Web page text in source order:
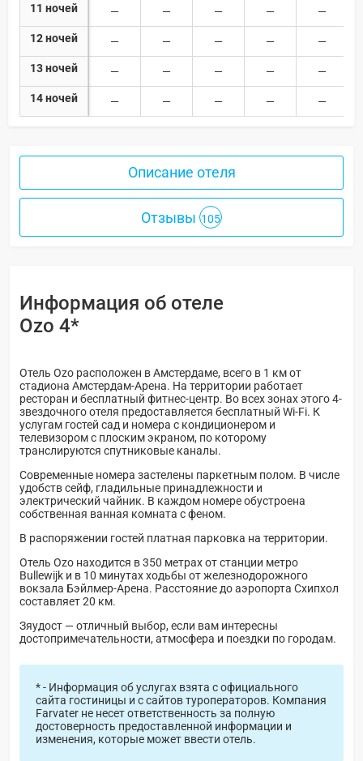
11 ночей
12 ночей
13 ночей
14 ночей
Описание отеля
Отзывы 105
Информация об отеле
Ozo 4*
Отель Ozo расположен в Амстердаме, всего в 1 км от
стадиона Амстердам-Арена. На территории работает
ресторан и бесплатный фитнес-центр. Во всех зонах этого 4-
звездочного отеля предоставляется бесплатный Wi-Fi. К
услугам гостей сад и номера с кондиционером и
телевизором с плоским экраном, по которому
транслируются спутниковые каналы.
Современные номера застелены паркетным полом. В числе
удобств сейф, гладильные принадлежности и
электрический чайник. В каждом номере обустроена
собственная ванная комната с феном.
В распоряжении гостей платная парковка на территории.
Отель Ozo находится в 350 метрах от станции метро
Bullewijk и в 10 минутах ходьбы от железнодорожного
вокзала Бэйлмер-Арена. Расстояние до аэропорта Схипхол
составляет 20 км.
Зяудост — отличный выбор, если вам интересны
достопримечательности, атмосфера и поездки по городам.
* - Информация об услугах взята с официального
сайта гостиницы и с сайтов туроператоров. Компания
Farvater не несет ответственность за полную
достоверность предоставленной информации и
изменения, которые может ввести отель.